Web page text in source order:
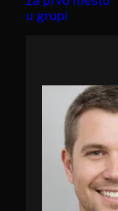
u grupi